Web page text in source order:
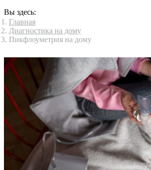
Вы здесь:
Главная
Диагностика на дому
Пикфлоуметрия на дому